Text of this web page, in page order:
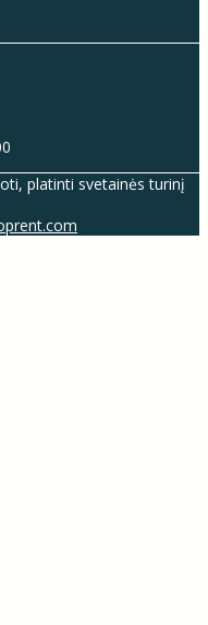
platinti svetainės turinį